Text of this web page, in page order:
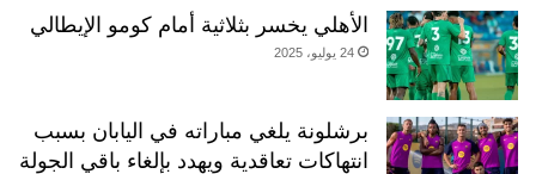
الأهلي يخسر بثلاثية أمام كومو الإيطالي
24 يوليو، 2025
برشلونة يلغي مباراته في اليابان بسبب
انتهاكات تعاقدية ويهدد بإلغاء باقي الجولة